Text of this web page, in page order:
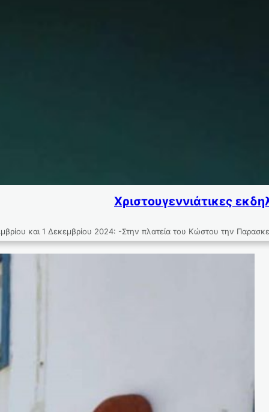
Χριστουγεννιάτικες
και 1 Δεκεμβρίου 2024: -Στην πλατεία του Κώστου την